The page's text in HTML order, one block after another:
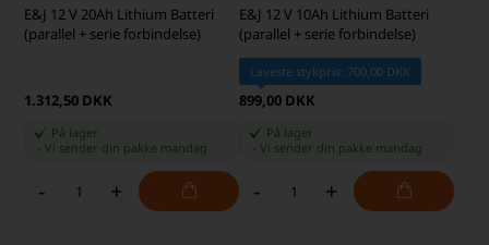
E&J 12 V 20Ah Lithium Batteri
(parallel + serie forbindelse)
1.312,50 DKK
På lager
-Vi sender din pakke mandag
- +
E&J 12 V 10Ah Lithium Batteri
(parallel + serie forbindelse)
Laveste stykpris: 700,00 DKK
899,00 DKK
På lager
Vi sender din pakke mandag
- +